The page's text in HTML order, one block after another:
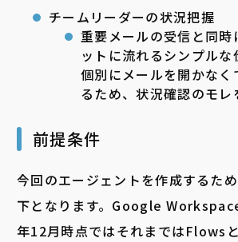
チームリーダーの状況把握
重要メールの受信と同時
ットに流れるシンプルな
個別にメールを開かなく
るため、状況確認のモレ
前提条件
今回のエージェントを作成するた
下となります。Google
年12月時点ではそれまではFlows